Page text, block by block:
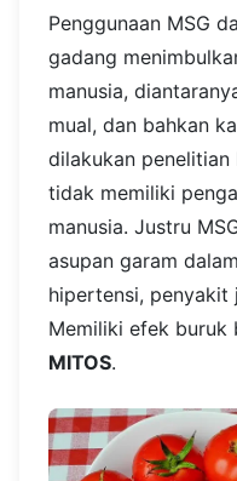
Penggunaan MSG
gadang
manusia,
mual, dan bahkan
dilakukan penelitian
tidak memiliki
manusia. Justru
asupan garam
hipertensi, penyakit
Memiliki efek buruk
MITOS.